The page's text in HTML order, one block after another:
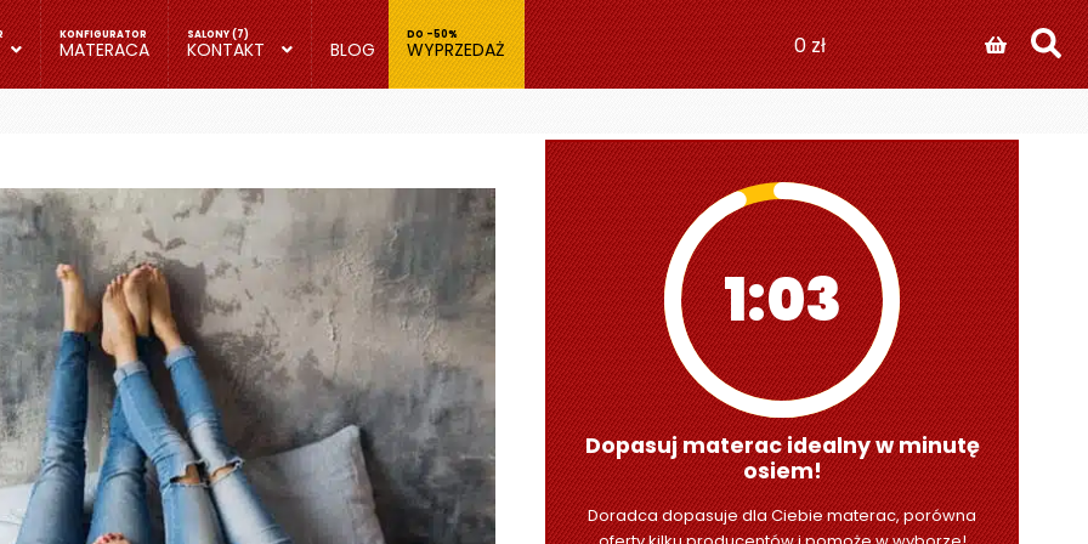
MATERACA KONTAKT BLOG WYPRZEDAŻ 0zł
1:01
Dopasuj materac idealny w minutę
osiem!
Doradca dopasuje dla Ciebie materac, porówna